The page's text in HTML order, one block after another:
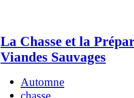
La Chasse et la
Viandes Sauvages
Automne
chasse